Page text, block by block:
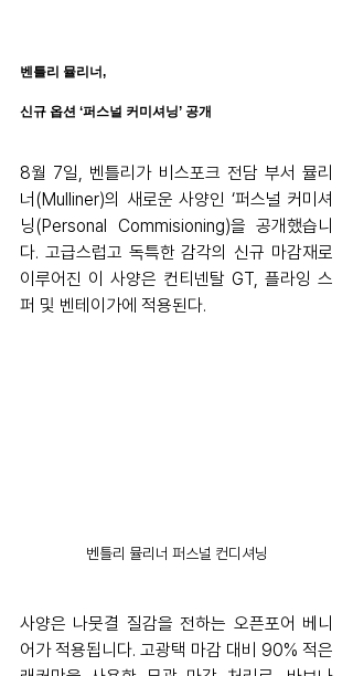
벤틀리 뮬리너,
신규 옵션 ‘퍼스널 커미셔닝’ 공개
8월 7일, 벤틀리가 비스포크 전담 부서 뮬리
너(Mulliner)의 새로운 사양인 ‘퍼스널 커미셔
닝(Personal Commisioning)을 공개했습니
다. 고급스럽고 독특한 감각의 신규 마감재로
이루어진 이 사양은 컨티넨탈 GT, 플라잉 스
퍼 및 벤테이가에 적용된다.
벤틀리 뮬리너 퍼스널 컨디셔닝
사양은 나뭇결 질감을 전하는 오픈포어 베니
어가 적용됩니다. 고광택 마감 대비 90% 적은